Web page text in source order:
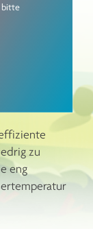
bitte
zu
eng